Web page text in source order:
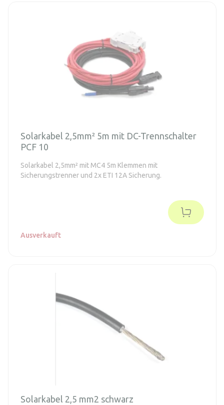
Solarkabel 2,5mm² 5m mit DC-Trennschalter
PCF 10
Solarkabel 2,5mm² mit MC4 5m Klemmen mit
Sicherungstrenner und 2x ETI 12A Sicherung.
Ausverkauft
Solarkabel 2,5 mm2 schwarz